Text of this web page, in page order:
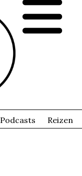
Podcasts Reizen